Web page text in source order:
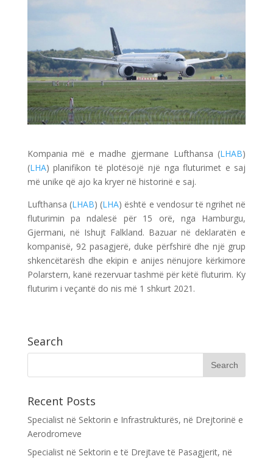
Kompania më e madhe gjermane Lufthansa (LHAB)
(LHA) planifikon të plotësojë një nga fluturimet e saj
më unike që ajo ka kryer në historinë e saj.
Lufthansa (LHAB) (LHA) është e vendosur të ngrihet në
fluturimin pa ndalesë për 15 orë, nga Hamburgu,
Gjermani, në Ishujt Falkland. Bazuar në deklaratën e
kompanisë, 92 pasagjerë, duke përfshirë dhe një grup
shkencëtarësh dhe ekipin e anijes nënujore kërkimore
Polarstern, kanë rezervuar tashmë për këtë fluturim. Ky
fluturim i veçantë do nis më 1 shkurt 2021.
Search
Recent Posts
Specialist në Sektorin e Infrastrukturës, në Drejtorinë e
Aerodromeve
Specialist në Sektorin e të Drejtave të Pasagjerit, në